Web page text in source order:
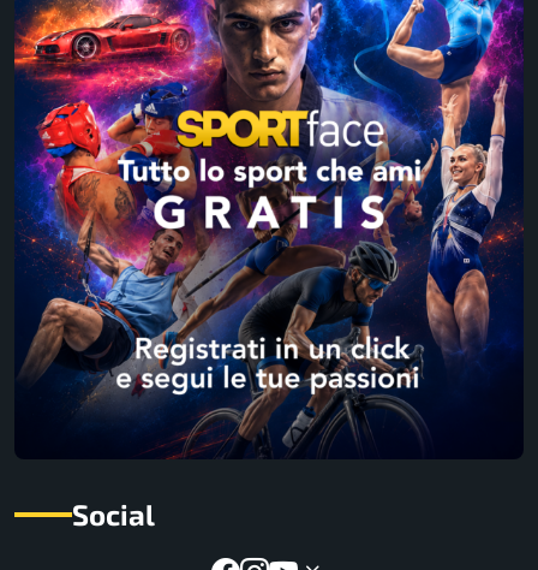
Social